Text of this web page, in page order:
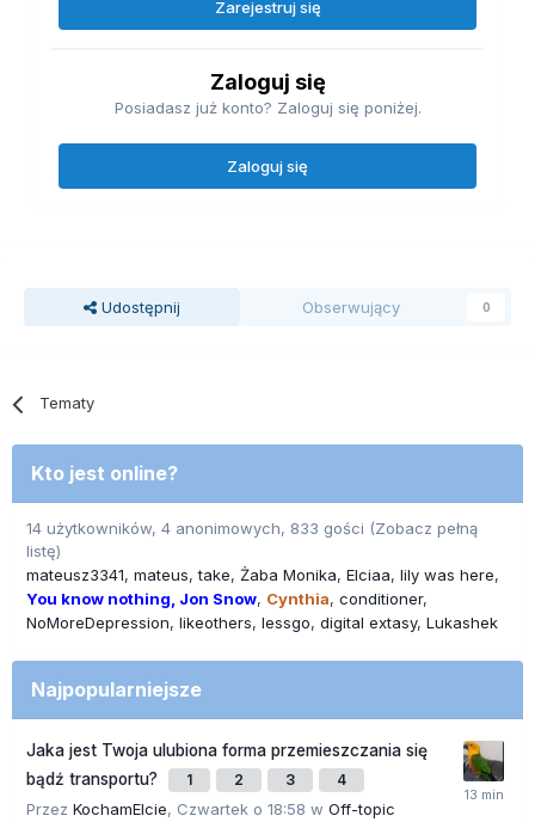
Zarejestruj się
Zaloguj się
Posiadasz już konto? Zaloguj się poniżej.
Zaloguj się
Udostępnij Obserwujący 0
Tematy
Kto jest online?
14 użytkowników, 4 anonimowych, 833 gości (Zobacz pełną
listę)
mateusz3341 mateus take Żaba Monika Elciaa lily was here
You know nothing, Jon Snow Cynthia conditioner
NoMoreDepression likeothers lessgo digital extasy Lukashek
Najpopularniejsze
Jaka jest Twoja ulubiona forma przemieszczania się
bądź transportu?
1 2 3 4
Przez KochamElcie, Czwartek o 18:58 w Off-topic